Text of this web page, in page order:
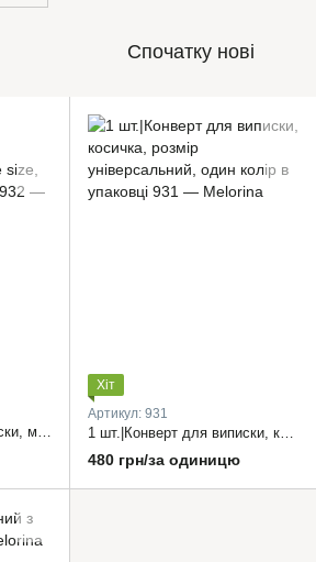
Спочатку нові
Хіт
Артикул: 931
1 шт.|Конверт для виписки, косичка, розмір універсальний, один колір в упаковці
480 грн/за одиницю